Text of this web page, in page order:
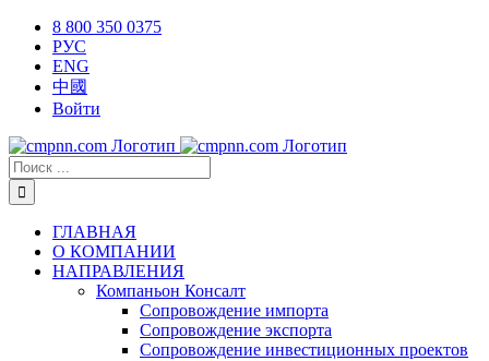
Skip
content
Facebook
YouTube
Instagram8 800 350 0375
РУС
ENG
中國
Войти
Результат
поиска:
ГЛАВНАЯ
О КОМПАНИИ
НАПРАВЛЕНИЯ
Компаньон Консалт
Сопровождение импорта
Сопровождение экспорта
Сопровождение инвестиционных проектов